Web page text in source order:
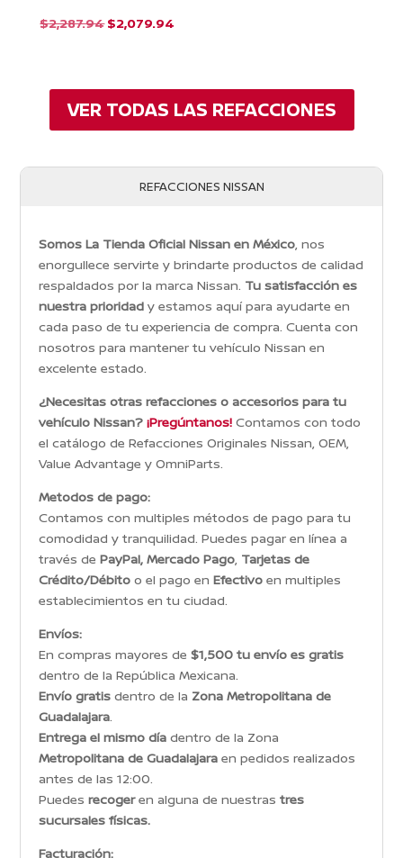
$2,287.94EL
ERA:
$2,287.94.
$2,079.94
ES:
$2,079.94.
VER TODAS LAS REFACCIONES
REFACCIONES NISSAN
Somos La Tienda Oficial Nissan en México , nos
enorgullece servirte y brindarte productos de calidad
respaldados por la marca Nissan. Tu satisfacción es
nuestra prioridad y estamos aquí para ayudarte en
cada paso de tu experiencia de compra. Cuenta con
nosotros para mantener tu vehículo Nissan en
excelente estado.
¿Necesitas otras refacciones o accesorios para tu
vehículo Nissan?¡Pregúntanos! Contamos con todo
el catálogo de Refacciones Originales Nissan, OEM,
Value Advantage y OmniParts.
Metodos de pago:
Contamos con multiples métodos de pago para tu
comodidad y tranquilidad. Puedes pagar en línea a
través dePayPal, Mercado Pago Tarjetas de
Crédito/Débito o el pago enEfectivo en multiples
establecimientos en tu ciudad.
Envíos:
En compras mayores de$1,500 tu envío es gratis
dentro de la República Mexicana.
Envío gratis dentro de la Zona Metropolitana de
Guadalajara
Entrega el mismo día dentro de la Zona
Metropolitana de Guadalajara en pedidos realizados
antes de las 12:00.
Puedesrecogeren alguna de nuestrastres
sucursales físicas.
Facturación: